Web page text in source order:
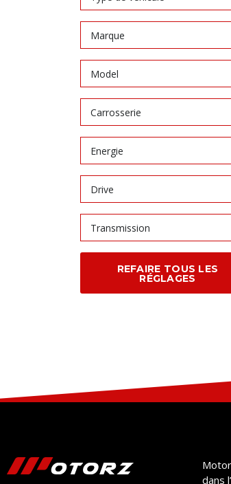
Marque
Model
Carrosserie
Energie
Drive
Transmission
REFAIRE TOUS LES
RÉGLAGES
dans